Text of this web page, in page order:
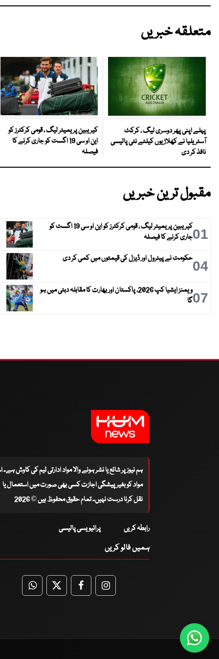
متعلقہ خبریں
پہلے اپنی پھر دوسری لیگ ، کرکٹ
آسٹریلیا نے کھلاڑیوں کیلئے نئی پالیسی
نافذ کر دی
کیریبین پریمیئر لیگ ، قومی کرکٹرز کو
این او سی 19 اگست کو جاری کرنے کا
فیصلہ
مقبول ترین خبریں
01
کیریبین پریمیئر لیگ ، قومی کرکٹرز کو این او سی 19 اگست کو
جاری کرنے کا فیصلہ
04حکومت نے پیٹرول اور ڈیزل کی قیمتوں میں کمی کر دی
07
ویمنز ایشیا کپ 2026، پاکستان اور بھارت کا مقابلہ دبئی میں ہو
گا
ہم نیوز پر شائع یا نشر ہونے والا مواد ادارتی ٹیم کی کاوش
مواد کو بغیر پیشگی اجازت کسی بھی صورت میں استعمال یا
نقل کرنا درست نہیں۔ تمام حقوق محفوظ ہیں © 2026
رابطہ کریں پرائیویسی پالیسی
ہمیں فالو کریں
WhatsApp
TwitterFacebookFacebook